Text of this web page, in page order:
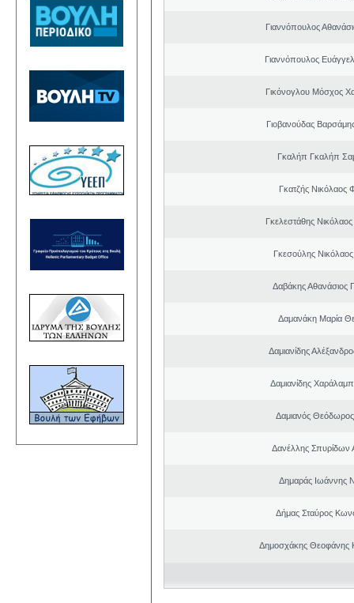
Γιαννόπουλος
Γιαννόπουλος
Γικόνογλου Μόσχος
Γιοβανούδας
Γκαλήπ Γκαλήπ
Γκατζής Νικόλαος
Γκελεστάθης
Γκεσούλης
Δαβάκης Αθανάσιος
Δαμανάκη Μαρία
Δαμιανίδης
Δαμιανίδης
Δαμιανός
Δανέλλης Σπυρίδων
Δημαράς Ιωάννης
Δήμας Σταύρος
Δημοσχάκης Θεοφάνης